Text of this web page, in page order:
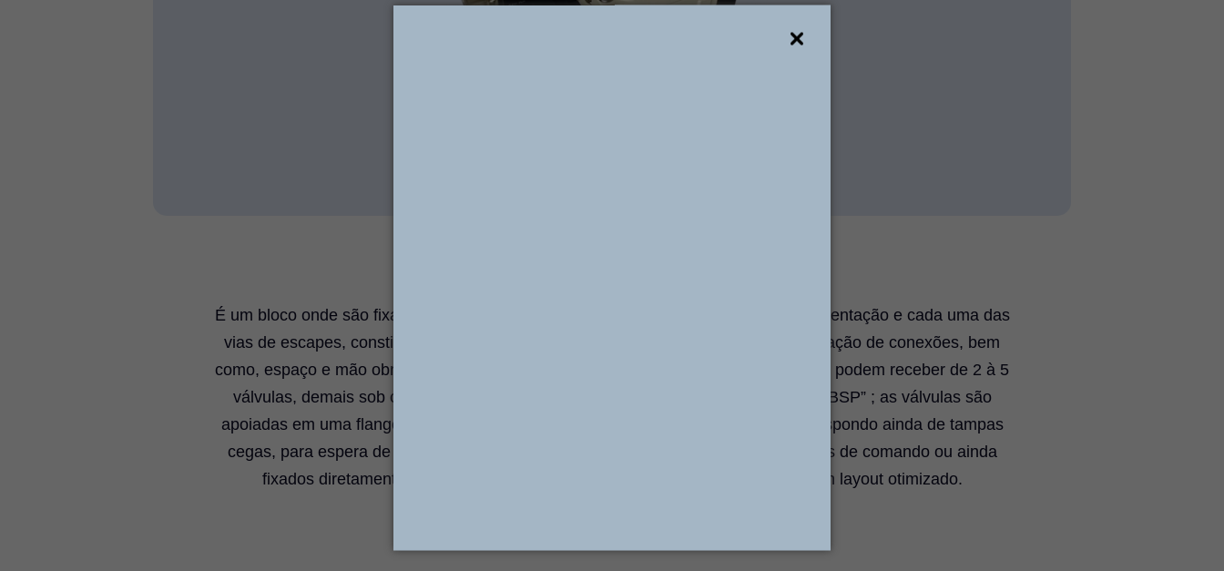
É um bloco onde são fixadas as válvulas da série XY, tendo em comum a via de alimentação e cada uma das
vias de escapes, constituindo um conjunto compacto de válvulas, reduzindo a utilização de conexões, bem
como, espaço e mão obra na instalação e manutenção. Confeccionado em alumínio, podem receber de 2 à 5
válvulas, demais sob consulta. Os orifícios de alimentação e escapes são de 1/4″ BSP” ; as válvulas são
apoiadas em uma flange de vedação e fixadas por meio de dois parafusos cada, dispondo ainda de tampas
cegas, para espera de futuras válvulas. Ideais para montagens em painéis, centrais de comando ou ainda
fixados diretamente na estrutura de máquinas e equipamentos, onde permitem layout otimizado.